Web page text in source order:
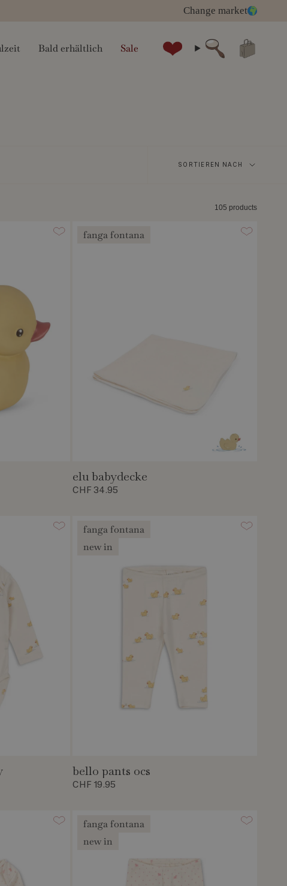
Change market
Bald erhältlich Sale Suche
Sortieren
SORTIEREN NACH
105 products
fanga fontana
elu babydecke
CHF 34.95
fanga fontana
new in
bello pants ocs
CHF 19.95
fanga fontana
new in